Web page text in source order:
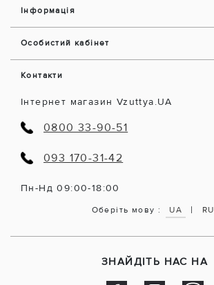
Інформація
Особистий кабінет
Контакти
Інтернет магазин Vzuttya.UA
0800 33-90-51
093 170-31-42
Пн-Нд 09:00-18:00
Оберіть мову : UA | RU
ЗНАЙДІТЬ НАС НА